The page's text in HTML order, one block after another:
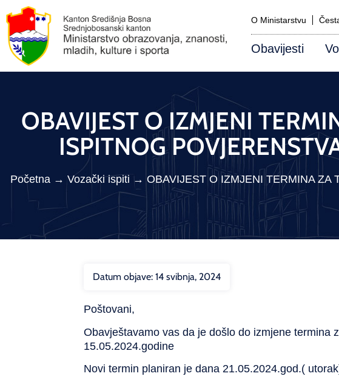
O Ministarstvu
Obavijesti
OBAVIJEST O IZMJENI
ISPITNOG
Početna → Vozački ispiti → OBAVIJEST O IZMJENI TERMINA ZA
Datum objave: 14 svibnja, 2024
Poštovani,
Obavještavamo vas da je došlo do izmjene termina
15.05.2024.godine
Novi termin planiran je dana 21.05.2024.god.(